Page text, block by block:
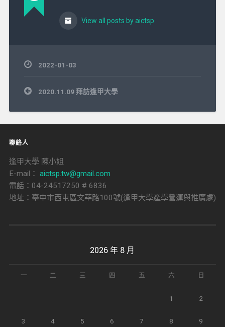
View all posts by aictsp
2022-01-03
文
章
覽
2020.11.09 拜訪逢甲大學
聯絡人
逢甲大學 陳小姐
E-mail： aictsp.tw@gmail.com
電話：04-24517250 # 6836
地址：臺中市西屯區文華路100號(逢甲大學產學營運與推廣處)
2026 年 8 月
一 二 三 四 五 六 日
1 2
3 4 5 6 7 8 9